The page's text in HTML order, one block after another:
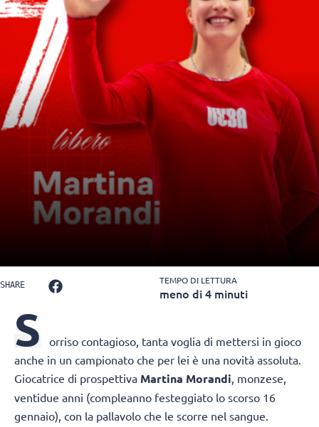
SHARE TEMPO DI LETTURA
meno di 4 minuti
S
orriso contagioso, tanta voglia di mettersi in gioco
anche in un campionato che per lei è una novità assoluta.
Giocatrice di prospettiva Martina Morandi, monzese,
ventidue anni (compleanno festeggiato lo scorso 16
gennaio), con la pallavolo che le scorre nel sangue.